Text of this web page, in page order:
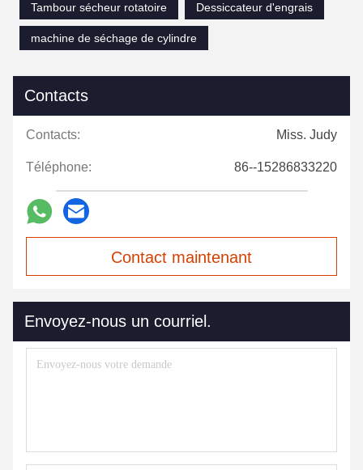
Tambour sécheur rotatoire
Dessiccateur d'engrais
machine de séchage de cylindre
Contacts
Contacts: Miss. Judy
Téléphone: 86--15286833220
Contact maintenant
Envoyez-nous un courriel.